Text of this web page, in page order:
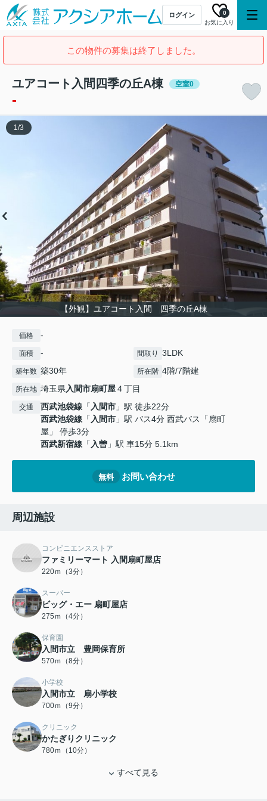
ログイン
お気に入り
0
この物件の募集は終了しました。
ユアコート入間四季の丘A棟 空室0
-
【外観】ユアコート入間 四季の丘A棟
1/3
価格 -
面積 - 間取り 3LDK
築年数 築30年 所在階 4階/7階建
所在地 埼玉県入間市扇町屋４丁目
交通 西武池袋線 「入間市 」駅 徒歩22分
西武池袋線 「入間市 」駅 バス4分 西武バス「扇町
屋」 停歩3分
西武新宿線 「入曽 」駅 車15分 5.1km
無料 お問い合わせ
周辺施設
コンビニエンスストア
ファミリーマート 入間扇町屋店
220ｍ（3分）
スーパー
ビッグ・エー 扇町屋店
275ｍ（4分）
保育園
入間市立 豊岡保育所
570ｍ（8分）
小学校
入間市立 扇小学校
700ｍ（9分）
クリニック
かたぎりクリニック
780ｍ（10分）
すべて見る